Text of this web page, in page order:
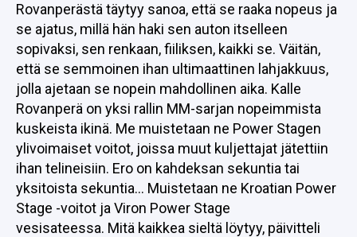
Rovanperästä täytyy sanoa, että se raaka nopeus ja
se ajatus, millä hän haki sen auton itselleen
sopivaksi, sen renkaan, fiiliksen, kaikki se. Väitän,
että se semmoinen ihan ultimaattinen lahjakkuus,
jolla ajetaan se nopein mahdollinen aika. Kalle
Rovanperä on yksi rallin MM-sarjan nopeimmista
kuskeista ikinä. Me muistetaan ne Power Stagen
ylivoimaiset voitot, joissa muut kuljettajat jätettiin
ihan telineisiin. Ero on kahdeksan sekuntia tai
yksitoista sekuntia… Muistetaan ne Kroatian Power
Stage -voitot ja Viron Power Stage
vesisateessa. Mitä kaikkea sieltä löytyy, päivitteli